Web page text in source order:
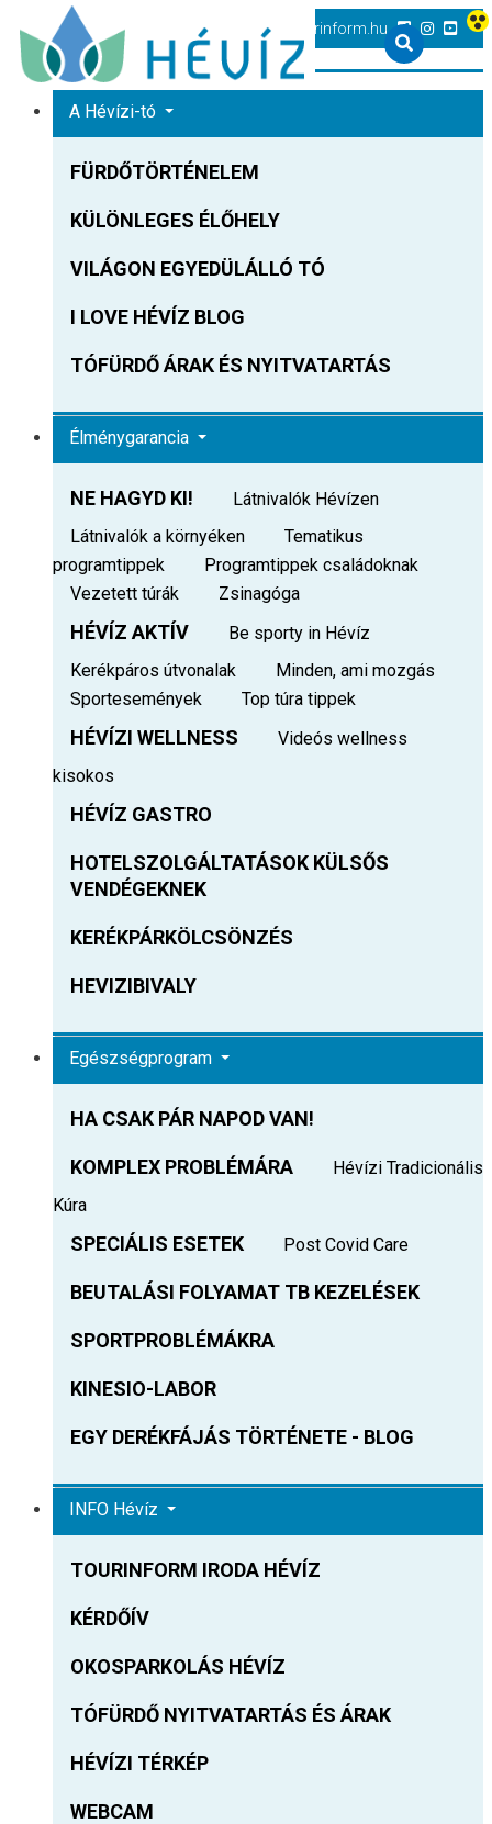
+36 83 540 131 heviz@tourinform.hu
A Hévízi-tó
FÜRDŐTÖRTÉNELEM
KÜLÖNLEGES ÉLŐHELY
VILÁGON EGYEDÜLÁLLÓ TÓ
I LOVE HÉVÍZ BLOG
TÓFÜRDŐ ÁRAK ÉS NYITVATARTÁS
Élménygarancia
NE HAGYD KI!
Látnivalók Hévízen
Látnivalók a környéken
Tematikus
programtippek
Programtippek családoknak
Vezetett túrák
Zsinagóga
HÉVÍZ AKTÍV
Be sporty in Hévíz
Kerékpáros útvonalak
Minden, ami mozgás
Sportesemények
Top túra tippek
HÉVÍZI WELLNESS
Videós wellness
kisokos
HÉVÍZ GASTRO
HOTELSZOLGÁLTATÁSOK KÜLSŐS
VENDÉGEKNEK
KERÉKPÁRKÖLCSÖNZÉS
HEVIZIBIVALY
Egészségprogram
HA CSAK PÁR NAPOD VAN!
KOMPLEX PROBLÉMÁRA
Hévízi Tradicionális
Kúra
SPECIÁLIS ESETEK Post Covid Care
BEUTALÁSI FOLYAMAT TB KEZELÉSEK
SPORTPROBLÉMÁKRA
KINESIO-LABOR
EGY DERÉKFÁJÁS TÖRTÉNETE - BLOG
INFO Hévíz
TOURINFORM IRODA HÉVÍZ
KÉRDŐÍV
OKOSPARKOLÁS HÉVÍZ
TÓFÜRDŐ NYITVATARTÁS ÉS ÁRAK
HÉVÍZI TÉRKÉP
WEBCAM